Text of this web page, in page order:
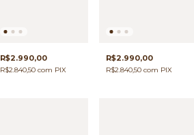
R$2.990,00
R$2.840,50com PIX
R$2.990,00
R$2.840,50 com PIX